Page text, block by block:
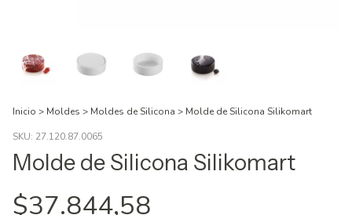
Inicio > Moldes > Moldes de Silicona > Molde de Silicona Silikomart
SKU: 27.120.87.0065
Molde de Silicona Silikomart
$37.844,58